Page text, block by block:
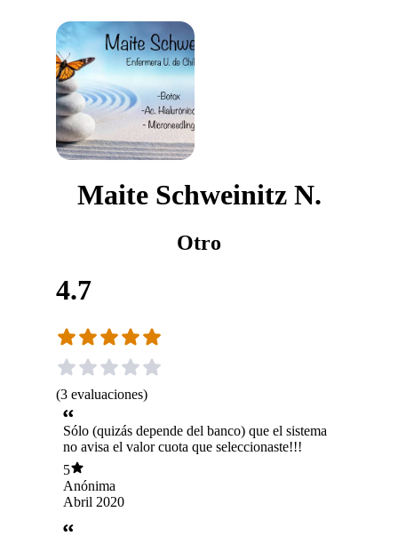
Maite Schweinitz N.
Otro
4.7
(3 evaluaciones)
Sólo (quizás depende del banco) que el sistema
no avisa el valor cuota que seleccionaste!!!
5
Anónima
Abril 2020